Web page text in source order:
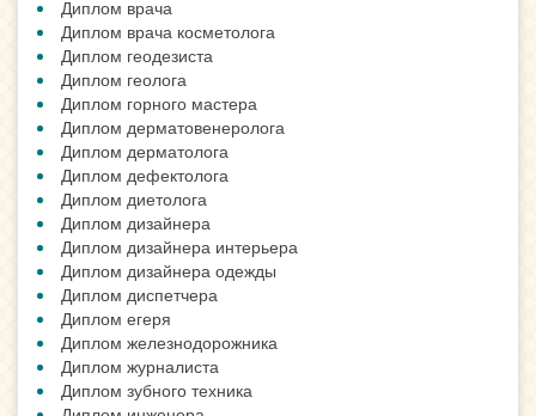
Диплом врача
Диплом врача косметолога
Диплом геодезиста
Диплом геолога
Диплом горного мастера
Диплом дерматовенеролога
Диплом дерматолога
Диплом дефектолога
Диплом диетолога
Диплом дизайнера
Диплом дизайнера интерьера
Диплом дизайнера одежды
Диплом диспетчера
Диплом егеря
Диплом железнодорожника
Диплом журналиста
Диплом зубного техника